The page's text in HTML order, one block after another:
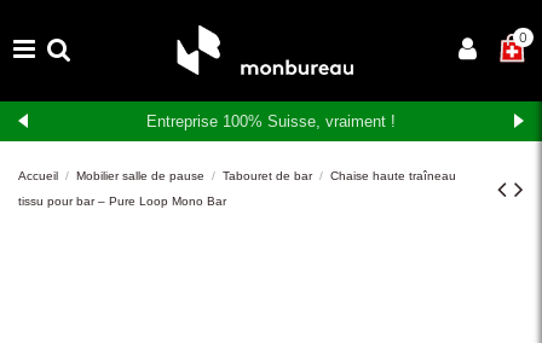
×0
Entreprise 100% Suisse, vraiment !
Accueil Mobilier salle de pause Tabouret de bar
Chaise haute traîneau
tissu pour bar – Pure Loop Mono Bar